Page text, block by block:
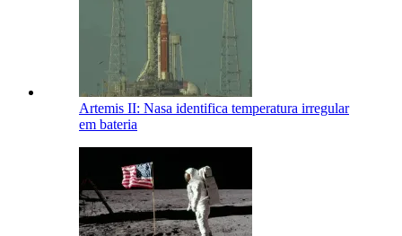
Artemis II: Nasa identifica temperatura irregular
em bateria